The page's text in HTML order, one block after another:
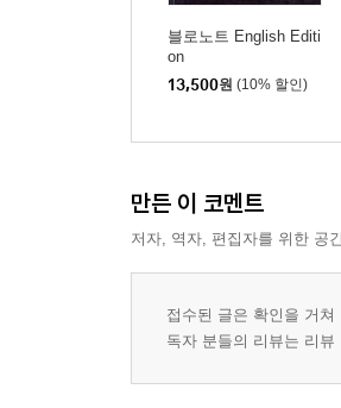
블로노트 English Editi
on
13,500원 (10% 할인)
만든 이 코멘트
저자, 역자, 편집자를 위한 공
접수된 글은 확인을 거
독자 분들의 리뷰는 리